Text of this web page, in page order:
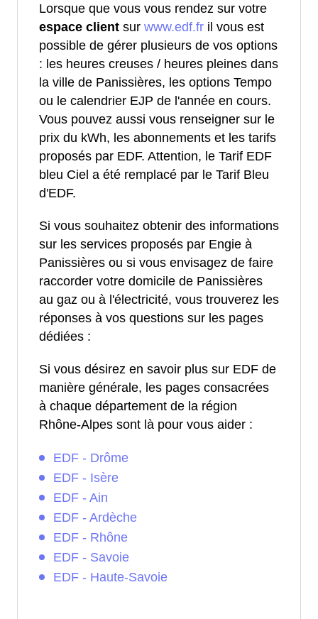
Lorsque que vous vous rendez sur votre
espace client sur www.edf.fr il vous est
possible de gérer plusieurs de vos options
: les heures creuses / heures pleines dans
la ville de Panissières, les options Tempo
ou le calendrier EJP de l'année en cours.
Vous pouvez aussi vous renseigner sur le
prix du kWh, les abonnements et les tarifs
proposés par EDF. Attention, le Tarif EDF
bleu Ciel a été remplacé par le Tarif Bleu
d'EDF.
Si vous souhaitez obtenir des informations
sur les services proposés par Engie à
Panissières ou si vous envisagez de faire
raccorder votre domicile de Panissières
au gaz ou à l'électricité, vous trouverez les
réponses à vos questions sur les pages
dédiées :
Si vous désirez en savoir plus sur EDF de
manière générale, les pages consacrées
à chaque département de la région
Rhône-Alpes sont là pour vous aider :
EDF - Drôme
EDF - Isère
EDF - Ain
EDF - Ardèche
EDF - Rhône
EDF - Savoie
EDF - Haute-Savoie